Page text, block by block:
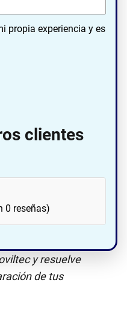
propia experiencia y es
clientes
0 reseñas)
y resuelve
de tus